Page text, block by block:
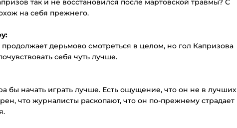
так и не восстановился после мартовской травмы? С
на себя прежнего.
дерьмово смотреться в целом, но гол Капризова
себя чуть лучше.
бы начать играть лучше. Есть ощущение, что он не в лучших
что журналисты раскопают, что он по-прежнему страдает